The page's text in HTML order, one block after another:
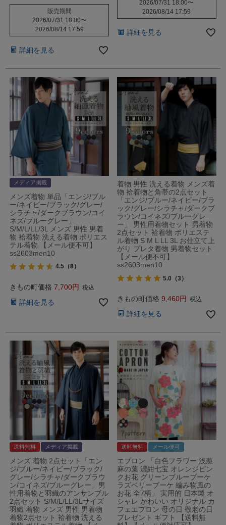
販売期間
2026/07/31 18:00〜
2026/08/14 17:59
詳細を見る
2026/07/31 18:00〜
2026/08/14 17:59
詳細を見る
メディア掲載
メンズ着物 単品「エンジ/ブル
ー/ネイビー/ブラック/グレー/
シラチャ/ダークブラウン/コイ
ネズ/ブルーグレー」
S/M/L/LL/3L メンズ 男性 男着
物 袷着物 洗える着物 ポリエス
テル着物 【メール便不可】
ss2603men10
4.5 （8）
きもの町価格 7,700 税込
詳細を見る
着物 男性 洗える着物 メンズ着
物 袷着物と角帯の2点セット
「エンジ/ブルー/ネイビー/ブラ
ック/グレー/シラチャ/ダークブ
ラウン/コイネズ/ブルーグレ
ー」 男性用着物セット 男着物
2点セット 袷着物 ポリエステ
ル着物 S M L LL 3L お仕立て上
がり プレタ着物 男着物セット
【メール便不可】
ss2603men10
5.0 （3）
きもの町価格 9,460 税込
詳細を見る
送料無料 メディア掲載
メンズ 着物 2点セット「エン
ジ/ブルー/ネイビー/ブラック/
グレー/シラチャ/ダークブラウ
ン/コイネズ/ブルーグレー」男
性用着物と羽織のアンサンブル
2点セット S/M/L/LL/3Lサイズ
羽織 着物 メンズ 男性 男着物
着物2点セット 袷着物 洗える
送料無料 メール便可
エプロン 「白色フラワー 浅葱
麻の葉 濃紺七宝 オレンジピン
クお花 グリーンブルーブーケ
ラズベリーブーケ 編み物風の
お花 全7柄」 実用的 日本製 オ
シャレ かわいい オリジナル カ
フェエプロン 母の日 敬老の日
プレゼント ギフト 【送料無